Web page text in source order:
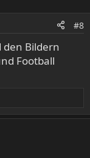
#8
den Bildern
Football